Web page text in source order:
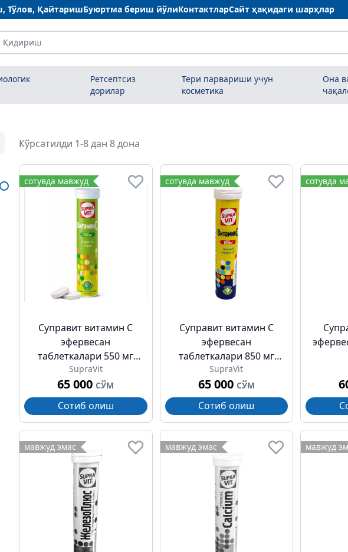
Тўлов, ҚайтаришБуюртма бериш йўлиКонтактларСайт ҳақидаги шарҳлар
Ретсептсиз
дорилар
Тери парвариши учун
косметика
Она
Кўрсатилди 1-8 дан 8 дона
сотувда мавжуд
Суправит витамин C
эфервесан
таблеткалари 550 мг
№20
SupraVit
65 000 СЎМ
Сотиб олиш
сотувда мавжуд
Суправит витамин C
эфервесан
таблеткалари 850 мг
№20
SupraVit
65 000 СЎМ
Сотиб олиш
сотувда
мавжуд эмас мавжуд эмас мавжуд